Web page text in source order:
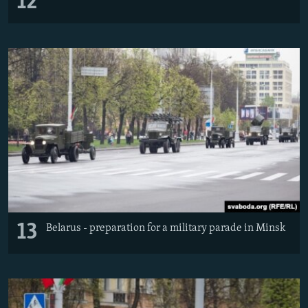
13 Belarus - preparation for a military parade in Minsk